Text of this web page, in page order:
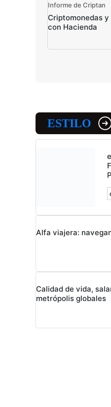
Informe de Criptan
Criptomonedas
con Hacienda
ESTILO
Alfa viajera:
Calidad de vida,
metrópolis globales